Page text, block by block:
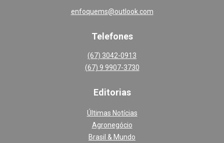
enfoquems@outlook.com
Telefones
(67) 3042-0913
(67) 9 9907-3730
Editorias
Últimas Notícias
Agronegócio
Brasil & Mundo